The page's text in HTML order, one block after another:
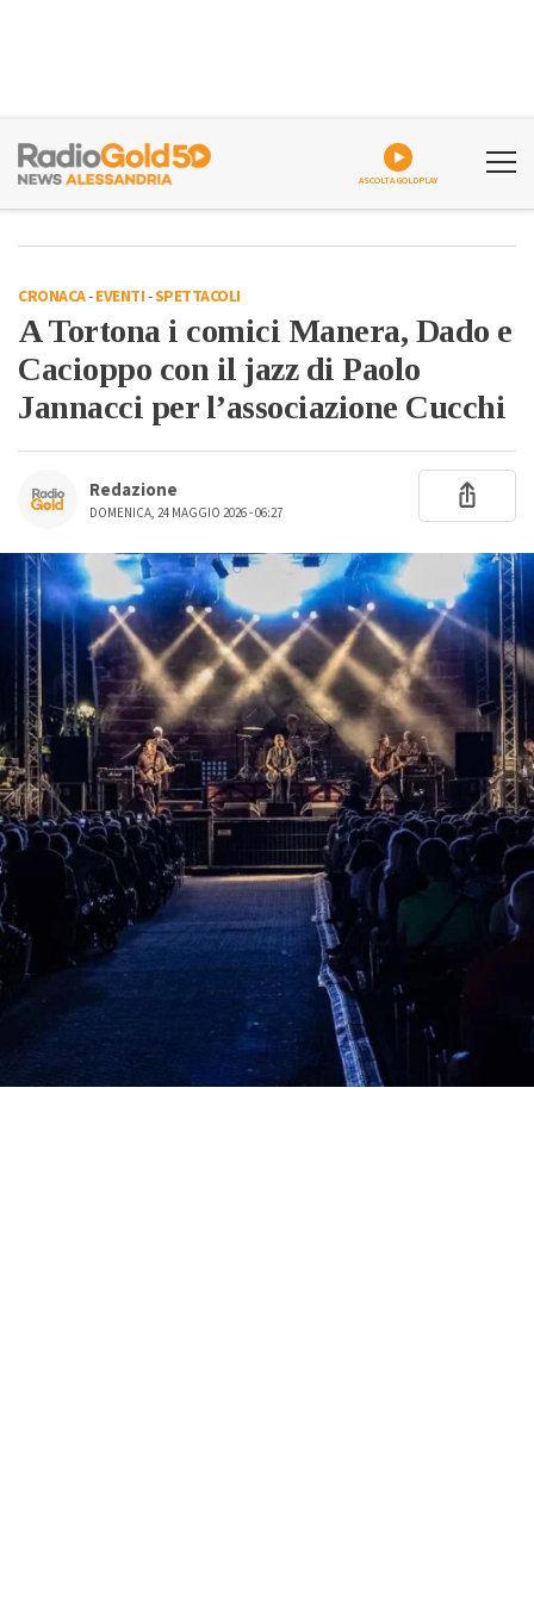
ASCOLTA GOLDPLAY
CRONACA-EVENTI-SPETTACOLI
A Tortona i comici Manera, Dado e
Cacioppo con il jazz di Paolo
Jannacci per l’associazione Cucchi
Redazione
DOMENICA, 24 MAGGIO 2026 - 06:27